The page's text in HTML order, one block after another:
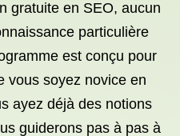
gratuite en SEO, aucun
particulière
est conçu pour
vous soyez novice en
ayez déjà des notions
guiderons pas à pas à